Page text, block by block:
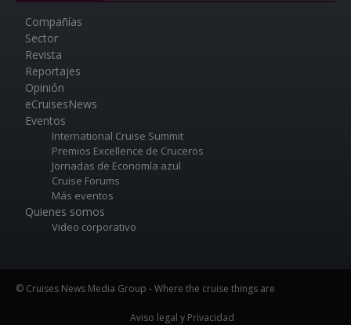
Compañías
Sector
Revista
Reportajes
Opinión
eCruisesNews
Eventos
International Cruise Summit
Premios Excellence de Cruceros
Jornadas de Economía azul
Cruise Forums
Más eventos
Quienes somos
Video corporativo
© Cruises News Media Group - Where the cruise things are
Aviso legal y Privacidad